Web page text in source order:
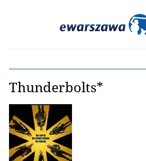
Thunderbolts*